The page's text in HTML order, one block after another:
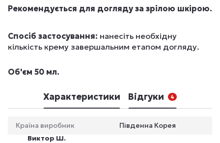
Рекомендується для догляду за зрілою шкірою.
Спосіб застосування: нанесіть необхідну
кількість крему завершальним етапом догляду.
Об'єм 50 мл.
Характеристики Відгуки 4
Країна виробник
Південна Корея
Виктор Ш.